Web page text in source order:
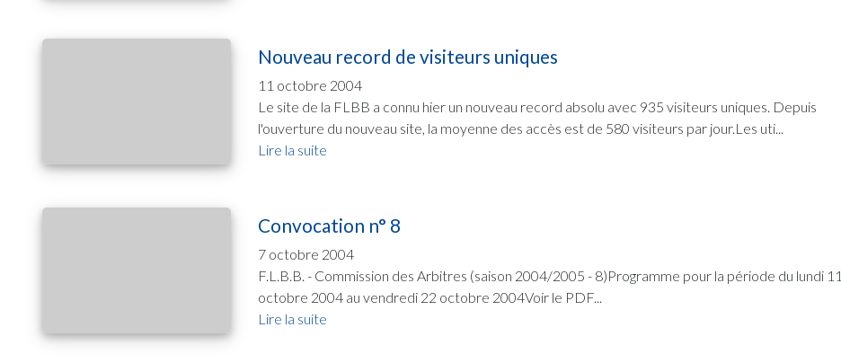
Nouveau record de visiteurs uniques
11 octobre 2004
Le site de la FLBB a connu hier un nouveau record absolu avec 935 visiteurs uniques. Depuis
l'ouverture du nouveau site, la moyenne des accès est de 580 visiteurs par jour.Les uti...
Lire la suite
Convocation n° 8
7 octobre 2004
F.L.B.B. - Commission des Arbitres (saison 2004/2005 - 8)Programme pour la période du lundi 11
octobre 2004 au vendredi 22 octobre 2004Voir le PDF...
Lire la suite